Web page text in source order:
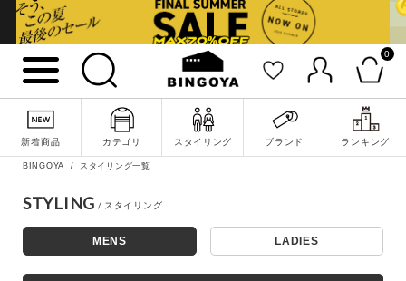
0
新着商品 カテゴリ スタイリング ブランド ランキング
詳細検索
キーワード
BINGOYA スタイリング一覧
STYLING
MENS LADIES